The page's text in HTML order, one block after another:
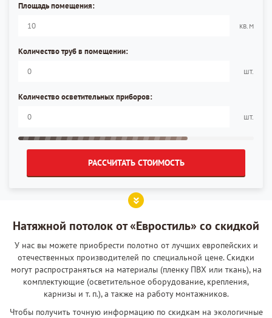
Площадь помещения:
кв.м
Количество труб в помещении:
шт.
Количество осветительных приборов:
шт.
РАССЧИТАТЬ СТОИМОСТЬ
Натяжной потолок от «Евростиль» со скидкой
У нас вы можете приобрести полотно от лучших европейских и
отечественных производителей по специальной цене. Скидки
могут распространяться на материалы (пленку ПВХ или ткань), на
комплектующие (осветительное оборудование, крепления,
карнизы и т. п.), а также на работу монтажников.
Чтобы получить точную информацию по скидкам на экологичные